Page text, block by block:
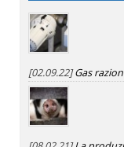
[02.09.22]Gas